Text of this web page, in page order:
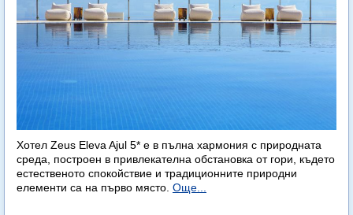
Хотел Zeus Eleva Ajul 5* е в пълна хармония с природната
среда, построен в привлекателна обстановка от гори, където
естественото спокойствие и традиционните природни
елементи са на първо място. Още...